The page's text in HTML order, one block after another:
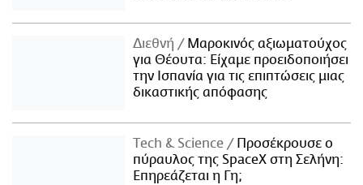
Διεθνή
Μαροκινός αξιωματούχος
για Θέουτα: Είχαμε προειδοποιήσει
την Ισπανία για τις επιπτώσεις μιας
δικαστικής απόφασης
Τech & Science
Προσέκρουσε ο
πύραυλος της SpaceX στη Σελήνη:
Επηρεάζεται η Γη;